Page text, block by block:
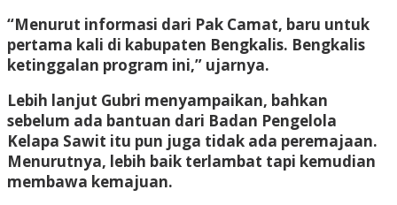
“Menurut informasi dari Pak Camat, baru untuk
pertama kali di kabupaten Bengkalis. Bengkalis
ketinggalan program ini,” ujarnya.
Lebih lanjut Gubri menyampaikan, bahkan
sebelum ada bantuan dari Badan Pengelola
Kelapa Sawit itu pun juga tidak ada peremajaan.
Menurutnya, lebih baik terlambat tapi kemudian
membawa kemajuan.